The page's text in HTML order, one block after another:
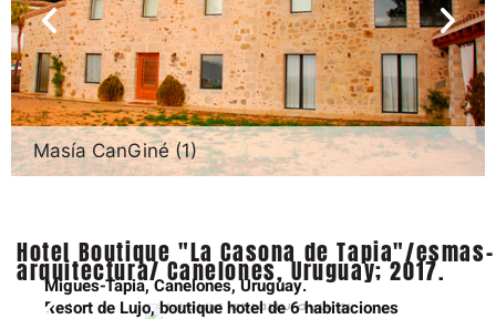
Masía CanGiné (1)
Hotel Boutique "La Casona de Tapia"/esmas-
arquitectura/ Canelones, Uruguay; 2017.
1.Tapia estado actual
Migues-Tapia, Canelones, Uruguay.
Resort de Lujo, boutique hotel de 6 habitaciones